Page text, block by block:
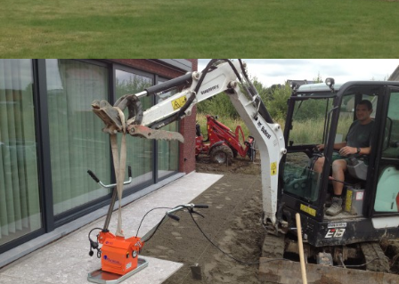
AANLEG VAN TERRAS IN GROTE TEGELS
MET TEGELZUIGER